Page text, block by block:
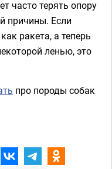
часто терять опору
причины. Если
ракета, а теперь
ленью, это
про породы собак